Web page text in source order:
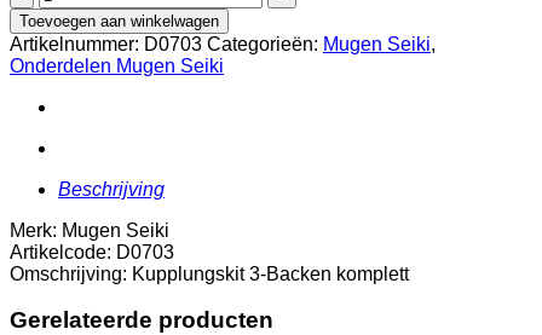
3-
Backen
komplett
aantal
Toevoegen aan winkelwagen
Artikelnummer: D0703 Categorieën: Mugen Seiki,
Onderdelen Mugen Seiki
Beschrijving
Merk: Mugen Seiki
Artikelcode: D0703
Omschrijving: Kupplungskit 3-Backen komplett
Gerelateerde producten